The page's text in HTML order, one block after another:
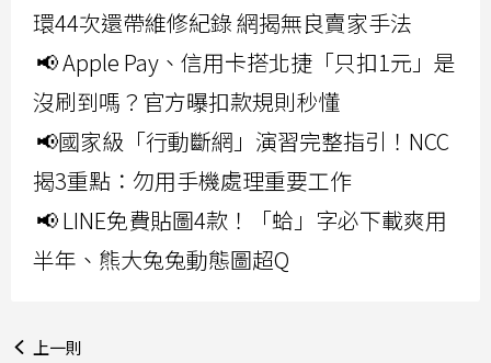
環44次還帶維修紀錄 網揭無良賣家手法
📢 Apple Pay、信用卡搭北捷「只扣1元」是
沒刷到嗎？官方曝扣款規則秒懂
📢國家級「行動斷網」演習完整指引！NCC
揭3重點：勿用手機處理重要工作
📢 LINE免費貼圖4款！「蛤」字必下載爽用
半年、熊大兔兔動態圖超Q
上一則